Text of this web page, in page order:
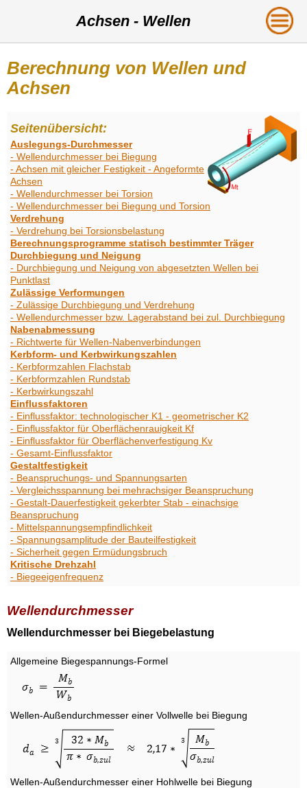
Achsen - Wellen
Berechnung von Wellen und
Achsen
Seitenübersicht:
Auslegungs-Durchmesser
- Wellendurchmesser bei Biegung
- Achsen mit gleicher Festigkeit - Angeformte
Achsen
- Wellendurchmesser bei Torsion
- Wellendurchmesser bei Biegung und Torsion
Verdrehung
- Verdrehung bei Torsionsbelastung
Berechnungsprogramme statisch bestimmter Träger
Durchbiegung und Neigung
- Durchbiegung und Neigung von abgesetzten Wellen bei
Punktlast
Zulässige Verformungen
- Zulässige Durchbiegung und Verdrehung
- Wellendurchmesser bzw. Lagerabstand bei zul. Durchbiegung
Nabenabmessung
- Richtwerte für Wellen-Nabenverbindungen
Kerbform- und Kerbwirkungszahlen
- Kerbformzahlen Flachstab
- Kerbformzahlen Rundstab
- Kerbwirkungszahl
Einflussfaktoren
- Einflussfaktor: technologischer K1 - geometrischer K2
- Einflussfaktor für Oberflächenrauigkeit Kf
- Einflussfaktor für Oberflächenverfestigung Kv
- Gesamt-Einflussfaktor
Gestaltfestigkeit
- Beanspruchungs- und Spannungsarten
- Vergleichsspannung bei mehrachsiger Beanspruchung
- Gestalt-Dauerfestigkeit gekerbter Stab - einachsige
Beanspruchung
- Mittelspannungsempfindlichkeit
- Spannungsamplitude der Bauteilfestigkeit
- Sicherheit gegen Ermüdungsbruch
Kritische Drehzahl
- Biegeeigenfrequenz
Wellendurchmesser
Wellendurchmesser bei Biegebelastung
Allgemeine Biegespannungs-Formel
Wellen-Außendurchmesser einer Vollwelle bei Biegung
Wellen-Außendurchmesser einer Hohlwelle bei Biegung